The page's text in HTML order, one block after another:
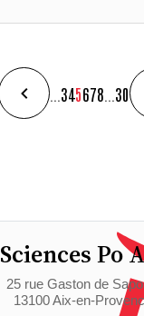
345678 30
Sciences Po
25 rue Gaston de
13100 Aix-en-